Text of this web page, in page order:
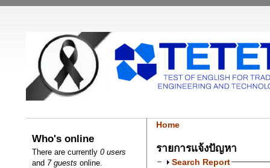
Who's online
There are currently0 users
and 7 guests online.
Home
รายการแจ้งปัญหา
Search Report